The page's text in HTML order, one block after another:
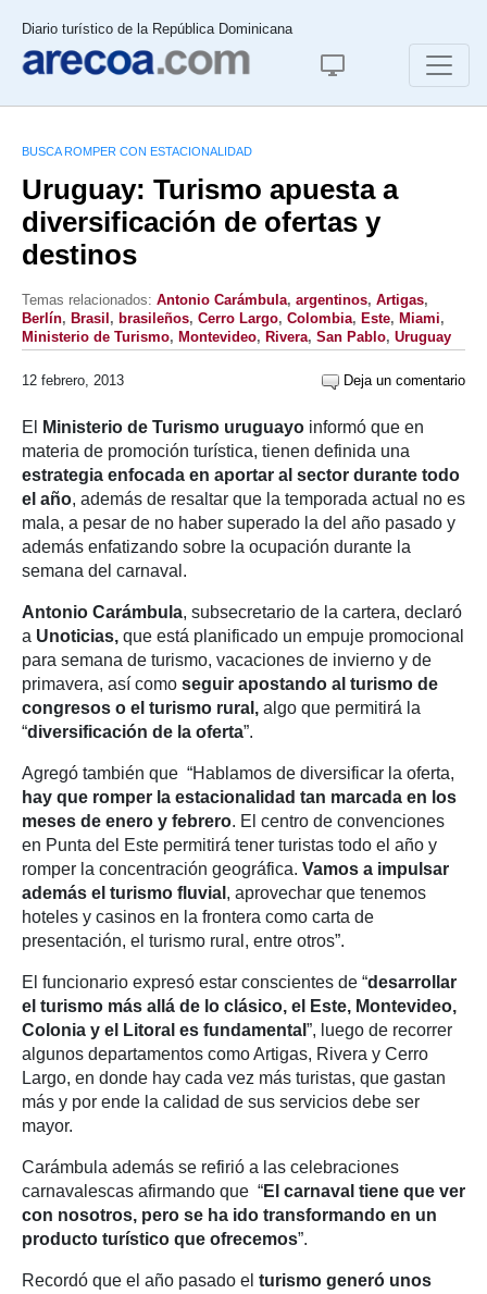
Diario turístico de la República Dominicana
BUSCA ROMPER CON ESTACIONALIDAD
Uruguay: Turismo apuesta a
diversificación de ofertas y
destinos
Temas relacionados: Antonio Carámbula, argentinos, Artigas,
Berlín, Brasil , brasileños, Cerro Largo, Colombia, Este, Miami,
Ministerio de Turismo, Montevideo, Rivera, San Pablo, Uruguay
12 febrero, 2013 Deja un comentario
El Ministerio de Turismo uruguayo informó que en
materia de promoción turística, tienen definida una
estrategia enfocada en aportar al sector durante todo
el año, además de resaltar que la temporada actual no es
mala, a pesar de no haber superado la del año pasado y
además enfatizando sobre la ocupación durante la
semana del carnaval.
Antonio Carámbula, subsecretario de la cartera, declaró
a Unoticias, que está planificado un empuje promocional
para semana de turismo, vacaciones de invierno y de
primavera, así como seguir apostando al turismo de
congresos o el turismo rural, algo que permitirá la
“diversificación de la oferta”.
Agregó también que “Hablamos de diversificar la oferta,
hay que romper la estacionalidad tan marcada en los
meses de enero y febrero. El centro de convenciones
en Punta del Este permitirá tener turistas todo el año y
romper la concentración geográfica. Vamos a impulsar
además el turismo fluvial , aprovechar que tenemos
hoteles y casinos en la frontera como carta de
presentación, el turismo rural, entre otros”.
El funcionario expresó estar conscientes de “desarrollar
el turismo más allá de lo clásico, el Este, Montevideo,
Colonia y el Litoral es fundamental ”, luego de recorrer
algunos departamentos como Artigas, Rivera y Cerro
Largo, en donde hay cada vez más turistas, que gastan
más y por ende la calidad de sus servicios debe ser
mayor.
Carámbula además se refirió a las celebraciones
carnavalescas afirmando que “El carnaval tiene que ver
con nosotros, pero se ha ido transformando en un
producto turístico que ofrecemos”.
Recordó que el año pasado el turismo generó unos